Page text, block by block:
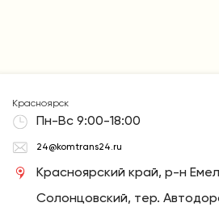
Красноярск
Пн-Вс 9:00-18:00
24@komtrans24.ru
Красноярский край, р-н
Солонцовский, тер.